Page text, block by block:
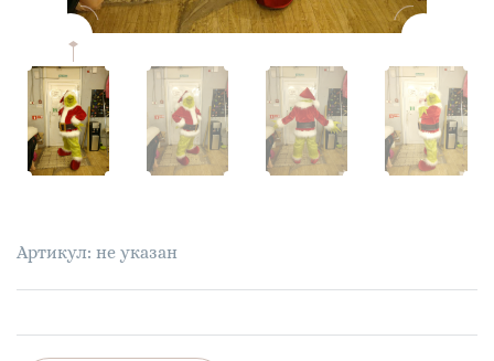
Артикул: не указан